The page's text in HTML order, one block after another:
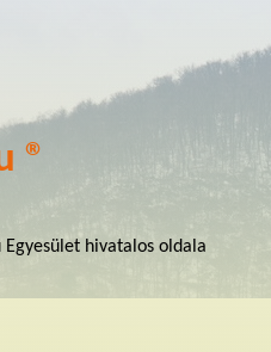
®
Egyesület hivatalos oldala